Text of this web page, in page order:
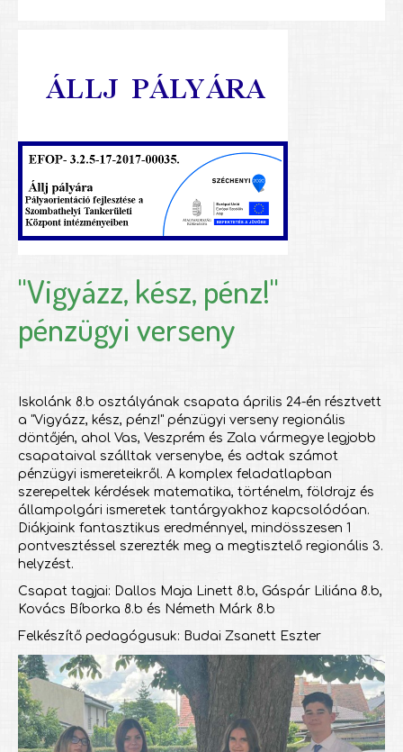
"Vigyázz, kész, pénz!"
pénzügyi verseny
Iskolánk 8.b osztályának csapata április 24-én résztvett
a "Vigyázz, kész, pénz!" pénzügyi verseny regionális
döntőjén, ahol Vas, Veszprém és Zala vármegye legjobb
csapataival szálltak versenybe, és adtak számot
pénzügyi ismereteikről. A komplex feladatlapban
szerepeltek kérdések matematika, történelm, földrajz és
állampolgári ismeretek tantárgyakhoz kapcsolódóan.
Diákjaink fantasztikus eredménnyel, mindösszesen 1
pontvesztéssel szerezték meg a megtisztelő regionális 3.
helyzést.
Csapat tagjai: Dallos Maja Linett 8.b, Gáspár Liliána 8.b,
Kovács Bíborka 8.b és Németh Márk 8.b
Felkészítő pedagógusuk: Budai Zsanett Eszter